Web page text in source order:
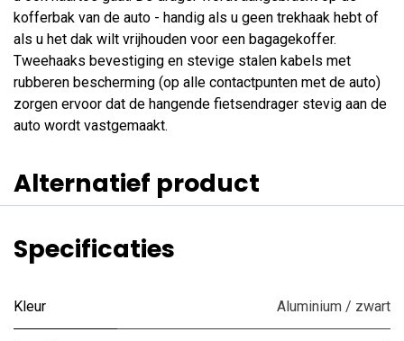
kofferbak van de auto - handig als u geen trekhaak hebt of
als u het dak wilt vrijhouden voor een bagagekoffer.
Tweehaaks bevestiging en stevige stalen kabels met
rubberen bescherming (op alle contactpunten met de auto)
zorgen ervoor dat de hangende fietsendrager stevig aan de
auto wordt vastgemaakt.
Alternatief product
Specificaties
Kleur Aluminium / zwart